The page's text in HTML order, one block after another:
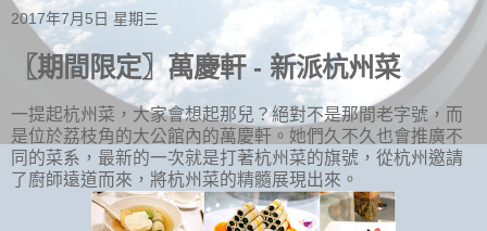
2017年7月5日 星期三
〖期間限定〗萬慶軒 - 新派杭州菜
一提起杭州菜，大家會想起那兒？絕對不是那間老字號，而
是位於荔枝角的大公館內的萬慶軒。她們久不久也會推廣不
同的菜系，最新的一次就是打著杭州菜的旗號，從杭州邀請
了廚師遠道而來，將杭州菜的精髓展現出來。